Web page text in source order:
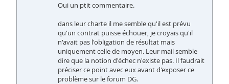
Oui un ptit commentaire.
dans leur charte il me semble qu'il est prévu
qu'un contrat puisse échouer, je croyais qu'il
n'avait pas l'obligation de résultat mais
uniquement celle de moyen. Leur mail semble
dire que la notion d'échec n'existe pas. Il faudrait
préciser ce point avec eux avant d'exposer ce
problème sur le forum DG.